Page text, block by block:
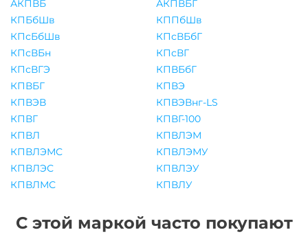
АКПВБ
АКПВБГ
КПБбШв
КППбШв
КПсБбШв
КПсВБбГ
КПсВБн
КПсВГ
КПсВГЭ
КПВБбГ
КПВБГ
КПВЭ
КПВЭВ
КПВЭВнг-LS
КПВГ
КПВГ-100
КПВЛ
КПВЛЭМ
КПВЛЭМС
КПВЛЭМУ
КПВЛЭС
КПВЛЭУ
КПВЛМС
КПВЛУ
С этой маркой часто покупают